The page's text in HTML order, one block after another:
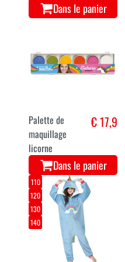
Dans le panier
Palette de
maquillage
licorne
€ 17,9
Dans le panier
110
120
130
140